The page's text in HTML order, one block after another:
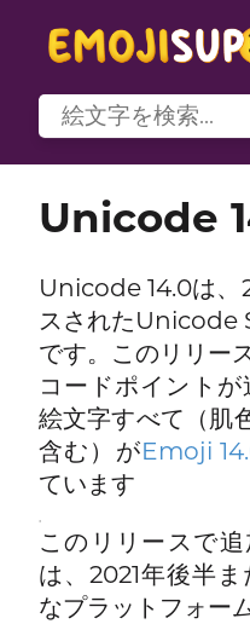
Unicode
Unicode 14.0は、
スされたUnicode
です。このリリー
コードポイントが
絵文字すべて（肌
含む）がEmoji
ています
。
このリリースで
は、2021年後半
なプラットフォー